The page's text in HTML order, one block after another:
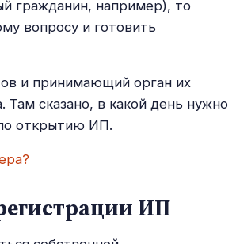
гражданин, например), то
вопросу и готовить
и принимающий орган их
Там сказано, в какой день нужно
открытию ИП.
ИП